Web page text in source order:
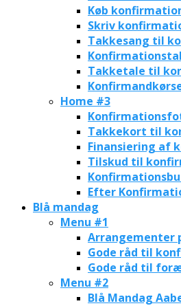
Køb
Skriv
Takkesang til
Takketale til
Home #3
Takkekort til
Finansiering af
Tilskud til
Efter
Blå mandag
Menu #1
Arrangementer
Gode råd til
Gode råd til
Menu #2
Blå Mandag